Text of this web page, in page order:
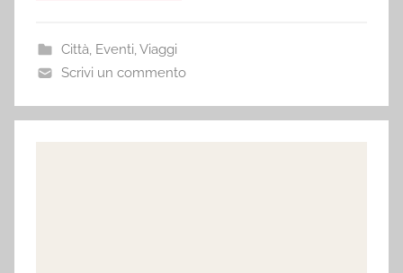
Città, Eventi,Viaggi
Scrivi un commento